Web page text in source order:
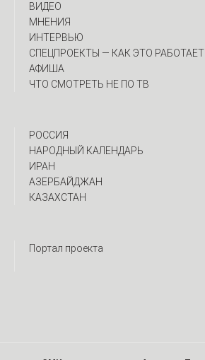
ВИДЕО
МНЕНИЯ
ИНТЕРВЬЮ
CПЕЦПРОЕКТЫ — КАК ЭТО РАБОТАЕТ
АФИША
ЧТО СМОТРЕТЬ НЕ ПО ТВ
РОССИЯ
НАРОДНЫЙ КАЛЕНДАРЬ
ИРАН
АЗЕРБАЙДЖАН
КАЗАХСТАН
Портал проекта